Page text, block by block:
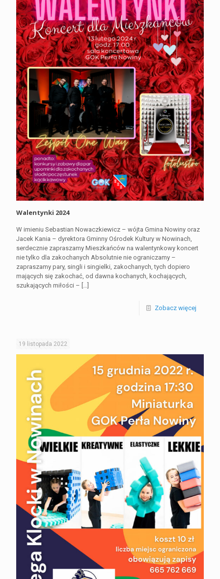
Walentynki 2024
W imieniu Sebastian Nowaczkiewicz – wójta Gmina Nowiny oraz
Jacek Kania – dyrektora Gminny Ośrodek Kultury w Nowinach,
serdecznie zapraszamy Mieszkańców na walentynkowy koncert
nie tylko dla zakochanych Absolutnie nie ograniczamy –
zapraszamy pary, singli i singielki, zakochanych, tych dopiero
mających się zakochać, od dawna kochanych, kochających,
szukających miłości – […]
Zobacz więcej
19 listopada 2022